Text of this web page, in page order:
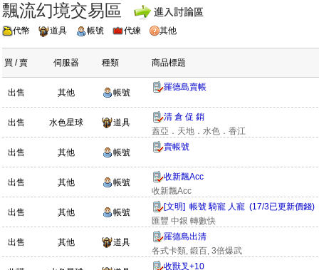
飄流幻境交易區
代幣 道具 帳號 代練 其他
買 / 賣 伺服器 種類 商品標題
出售 其他 帳號
羅德島賣帳
出售 水色星球 道具
清 倉 促 銷
蓋亞．天地．水色．香江
出售 其他 帳號
賣帳號
出售 其他 帳號
收新飄Acc
收新飄Acc
出售 其他 帳號
[文明] 帳號 騎寵 人寵 (17/3已更新價錢)
匯豐 中銀 轉數快
出售 其他 道具
羅德島出清
各式卡類, 鍛百, 3倍爆武
收獸叉+10